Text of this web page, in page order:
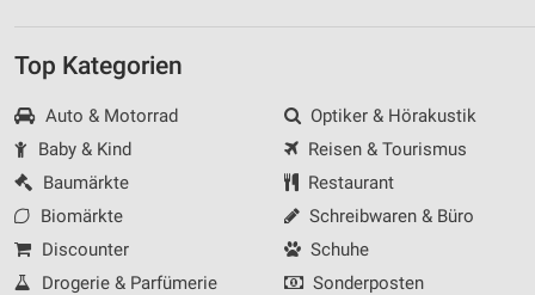
Top Kategorien
Auto & Motorrad
Baby & Kind
Baumärkte
Biomärkte
Discounter
Drogerie & Parfümerie
Optiker & Hörakustik
Reisen & Tourismus
Restaurant
Schreibwaren & Büro
Schuhe
Sonderposten